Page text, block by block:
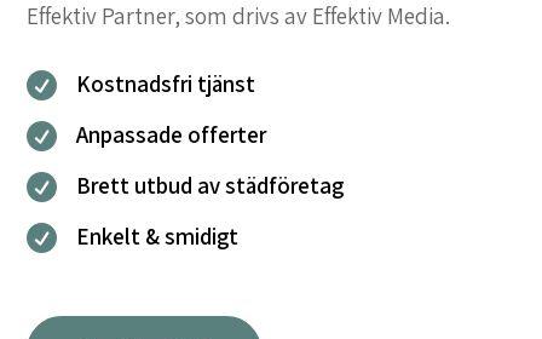
Effektiv Partner, som drivs av Effektiv Media.
 Kostnadsfri tjänst
 Anpassade offerter
 Brett utbud av städföretag
 Enkelt & smidigt